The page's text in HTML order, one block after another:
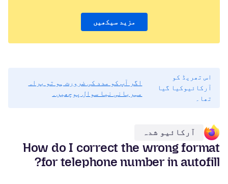
مزید سیکھیں
اس تھریڈ کو
آرکائیوکیا گیا
تھا۔
اگر آپ کو مدد کی ضرورت ہو تو براہ
مہربانی نیا سوال پوچھیں۔
آرکائیو شدہ
How do I correct the wrong format
for telephone number in autofill?